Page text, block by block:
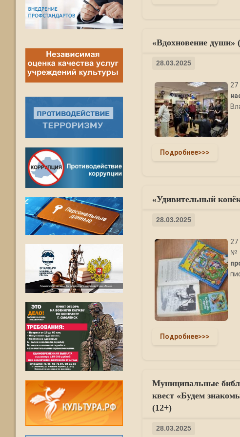
«Вдохновение души»
28.03.2025
Подробнее>>>
«Удивительный
28.03.2025
27
№
Подробнее>>>
Муниципальные
квест «Будем
(12+)
28.03.2025